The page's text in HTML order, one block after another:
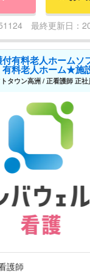
最終更新日：
有料老人ホームソ
有料老人ホーム★施
タウン高洲 / 正看護師 正社
護師